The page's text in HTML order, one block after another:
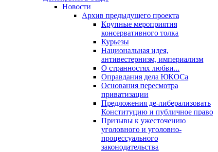
Новости
Архив предыдущего проекта
Крупные мероприятия
консервативного толка
Курьезы
Национальная идея,
антивестернизм, империализм
О странностях любви...
Оправдания дела ЮКОСа
Основания пересмотра
приватизации
Предложения де-либерализовать
Конституцию и публичное право
Призывы к ужесточению
уголовного и уголовно-
процессуального
законодательства